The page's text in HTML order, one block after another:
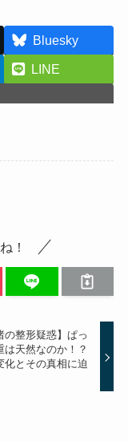
Bluesky
LINE
！
の整形疑惑】ぱっ
は天然なのか！？
化とその真相に迫